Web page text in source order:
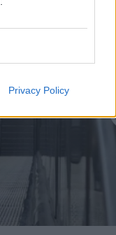
Privacy Policy